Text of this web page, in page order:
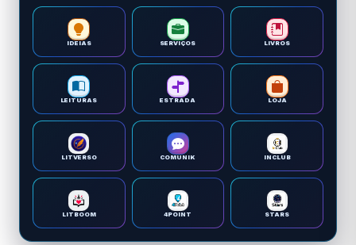
IDEIAS SERVIÇOS LIVROS
LEITURAS ESTRADA LOJA
LITVERSO COMUNIK INCLUB
LITBOOM 4POINT STARS